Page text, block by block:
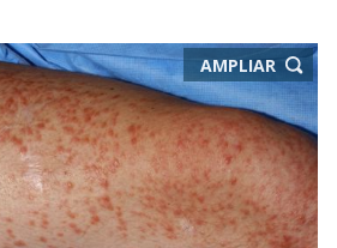
AMPLIAR-
ABRE
EN
NUEVA